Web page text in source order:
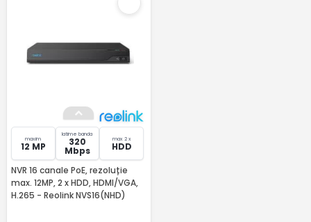
maxim
12 MP
latime banda
320
Mbps
max 2 x
HDD
NVR 16 canale PoE, rezoluție
max. 12MP, 2 x HDD, HDMI/VGA,
H.265 - Reolink NVS16(NHD)